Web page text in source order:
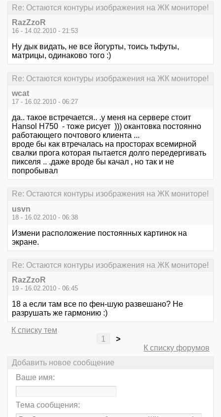
Re: Остаются контуры изображения на ЖК мониторе!
RazZzoR
16 - 14.02.2010 - 21:53
Ну дык видать, не все йогурты, тоись тьфуты,
матрицы, одинаково того :)
Re: Остаются контуры изображения на ЖК мониторе!
wcat
17 - 16.02.2010 - 06:27
да.. такое встречается.. .у меня на сервере стоит
Hansol H750 - тоже рисует ))) окантовка постоянно
работающего почтового клиента ...
вроде бы как втречалась на просторах всемирной
свалки прога которая пытается долго передергивать
пикселя .. .даже вроде бы качал , но так и не
попробывал
Re: Остаются контуры изображения на ЖК мониторе!
usvn
18 - 16.02.2010 - 06:38
Измени расположение постоянных картинок на
экране.
Re: Остаются контуры изображения на ЖК мониторе!
RazZzoR
19 - 16.02.2010 - 06:45
18 а если там все по фен-шую развешано? Не
разрушать же гармонию :)
К списку тем
1
>
К списку форумов
Добавить новое сообщение
Ваше имя:
Тема сообщения: